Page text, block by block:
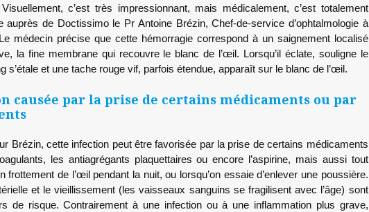
c’est très impressionnant, mais médicalement, c’est totalement
auprès de Doctissimo le Pr Antoine Brézin, Chef-de-service d’ophtalmologie à
médecin précise que cette hémorragie correspond à un saignement localisé
la fine membrane qui recouvre le blanc de l’œil. Lorsqu’il éclate, souligne le
s’étale et une tache rouge vif, parfois étendue, apparaît sur le blanc de l’œil.
causée par la prise de certains médicaments ou par
Brézin, cette infection peut être favorisée par la prise de certains médicaments
les antiagrégants plaquettaires ou encore l’aspirine, mais aussi tout
frottement de l’œil pendant la nuit, ou lorsqu’on essaie d’enlever une poussière.
et le vieillissement (les vaisseaux sanguins se fragilisent avec l’âge) sont
de risque. Contrairement à une infection ou à une inflammation plus grave,